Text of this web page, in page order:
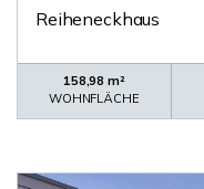
Reiheneckhaus
158,98 m²
WOHNFLÄCHE